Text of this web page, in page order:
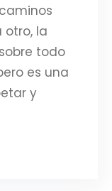
otro, la
todo
es una
y